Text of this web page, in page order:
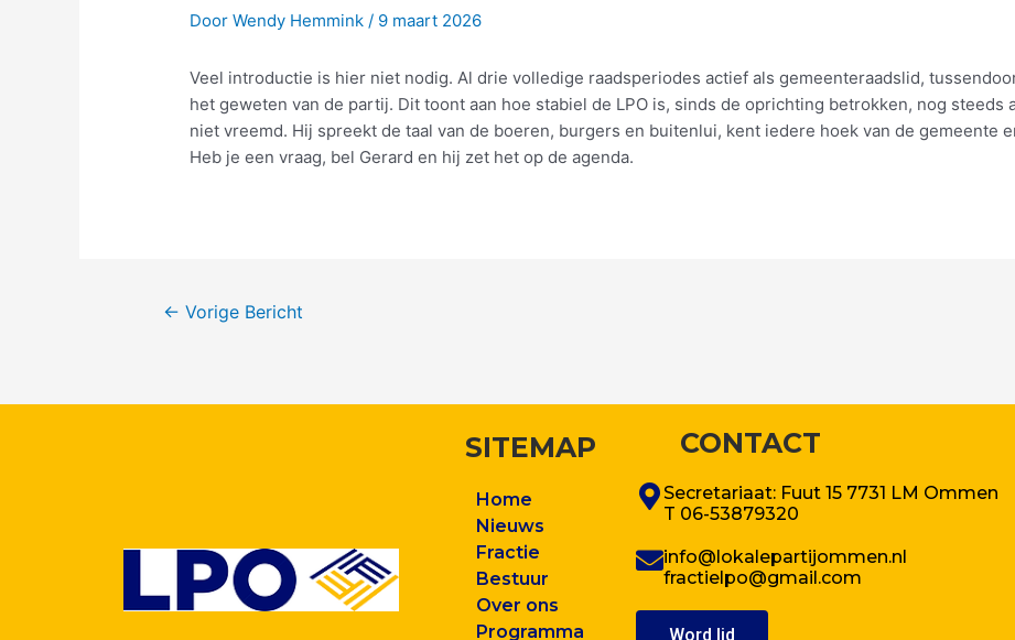
DoorWendy Hemmink/ 9 maart 2026
Veel introductie is hier niet nodig. Al drie volledige raadsperiodes actief als gemeenteraadslid,
het geweten van de partij. Dit toont aan hoe stabiel de LPO is, sinds de oprichting betrokken, nog steeds
niet vreemd. Hij spreekt de taal van de boeren, burgers en buitenlui, kent iedere hoek van de gemeente
Heb je een vraag, bel Gerard en hij zet het op de agenda.
← Vorige Bericht
SITEMAP
Home
Nieuws
Fractie
Bestuur
Over ons
Programma
CONTACT
Secretariaat: Fuut 15 7731 LM Ommen
T 06-53879320
info@lokalepartijommen.nl
fractielpo@gmail.com
Word lid